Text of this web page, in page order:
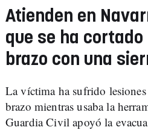
Atienden en
que se ha
brazo con una
La víctima ha sufrido
brazo mientras usaba la
Guardia Civil apoyó la